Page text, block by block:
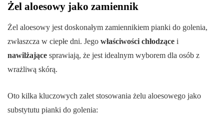
Żel aloesowy jako zamiennik
Żel aloesowy jest doskonałym zamiennikiem pianki do golenia,
zwłaszcza w ciepłe dni. Jego właściwości chłodzące i
nawilżające sprawiają, że jest idealnym wyborem dla osób z
wrażliwą skórą.
Oto kilka kluczowych zalet stosowania żelu aloesowego jako
substytutu pianki do golenia: